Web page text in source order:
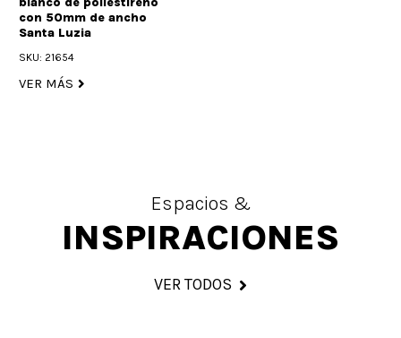
con 50mm de ancho
Santa Luzia
SKU: 21654
VER MÁS
Espacios &
INSPIRACIONES
VER TODOS